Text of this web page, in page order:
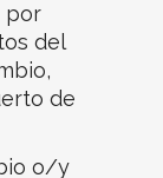
por
del
de
o/y